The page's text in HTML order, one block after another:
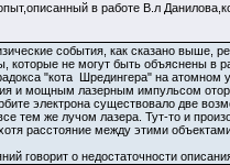
в работе В.л
события, как сказано выше,
не могут быть объяснены в
"кота Шредингера" на атомном
мощным лазерным импульсом
электрона существовало две
тем же лучом лазера. Тут-то и
расстояние между этими
говорит о недостаточности